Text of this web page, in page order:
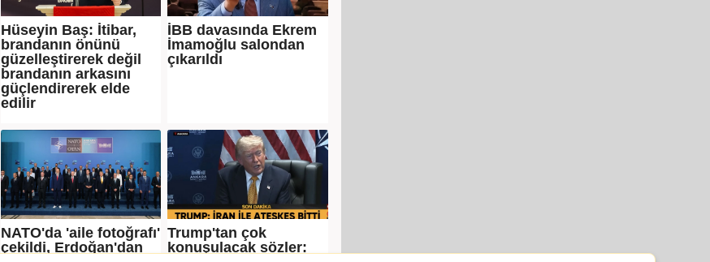
Hüseyin Baş: İtibar,
brandanın önünü
güzelleştirerek değil
brandanın arkasını
güçlendirerek elde
edilir
İBB davasında Ekrem
İmamoğlu salondan
çıkarıldı
NATO'da 'aile fotoğrafı'
çekildi, Erdoğan'dan
Trump'tan çok
konuşulacak sözler: